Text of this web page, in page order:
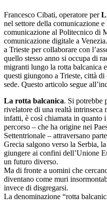
Francesco Cibati, operatore per
nel settore della comunicazione
comunicazione al Politecnico di
comunicazione digitale a
a Trieste per collaborare con
quello stesso anno si occupa di
migranti lungo la rotta balcanica
questi giungono a Trieste, città di
sede. Questo articolo segue
La rotta balcanica. Si potrebbe
rivelatore di una realtà intrinseca
infatti, è così chiamata in
percorso – che ha origine nei
Settentrionale – attraversano
Grecia salgono verso la Serbia,
giungere ai confini dell’Unione
un futuro diverso.
Ma di fronte a uomini che
diventano come muri
invece di disgregarsi.
La denominazione “rotta